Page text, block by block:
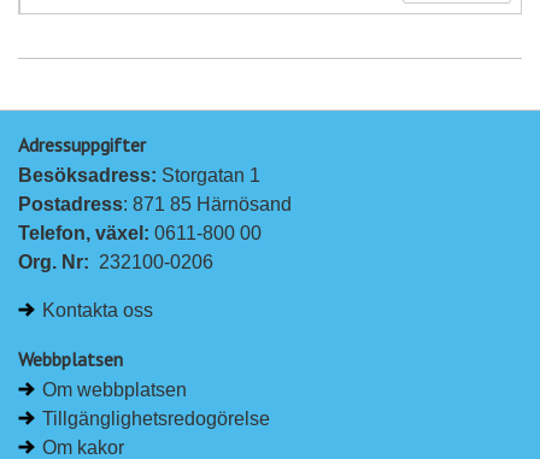
Adressuppgifter
Besöksadress: Storgatan 1
Postadress: 871 85 Härnösand
Telefon, växel: 0611-800 00
Org. Nr: 232100-0206
Kontakta oss
Webbplatsen
Om webbplatsen
Tillgänglighetsredogörelse
Om kakor